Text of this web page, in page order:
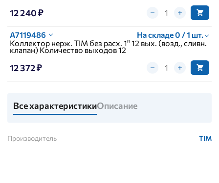
12 240 ₽
A7119486
На складе 0 / 1 шт.
Коллектор нерж. TIM без расх. 1" 12 вых. (возд., сливн.
клапан) Количество выходов 12
12 372 ₽
Все характеристикиОписание
Производитель TIM